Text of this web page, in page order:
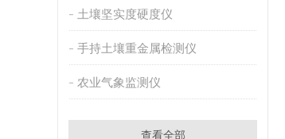
土壤坚实度硬度仪
手持土壤重金属检测仪
农业气象监测仪
查看全部